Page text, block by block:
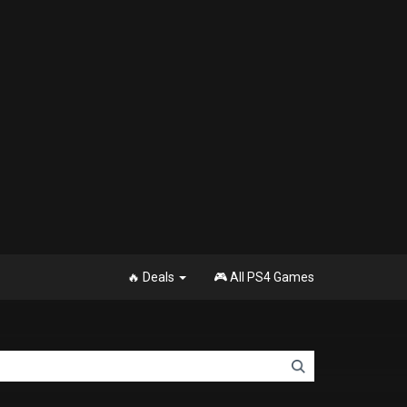
🔥 Deals 🎮 All PS4 Games